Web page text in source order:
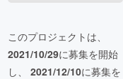
このプロジェクトは、
2021/10/29に募集を開始
し、 2021/12/10に募集を